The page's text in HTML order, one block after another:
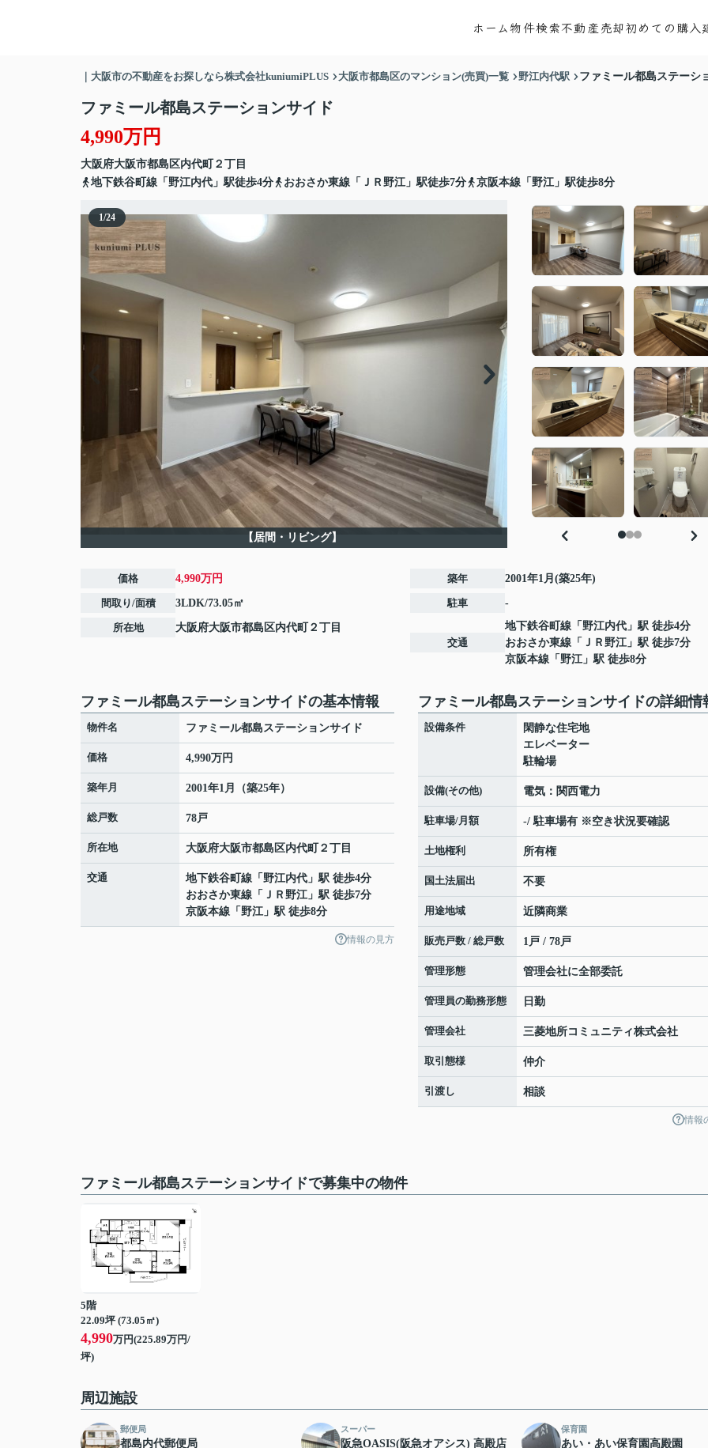
ホーム物件検索不動産売却初めての購入
｜大阪市の不動産をお探しなら株式会社kuniumiPLUS 大阪市都島区のマンション(売買)一覧 野江内代駅 ファミール都島ステーシ
ファミール都島ステーションサイド
4,990万円
大阪府大阪市都島区内代町
２丁目
地下鉄谷町線「野江内代」駅徒歩4分
おおさか東線「ＪＲ野江」駅徒歩7分 京阪本線「野江」駅徒歩8分
1/24
【居間・リビング】
価格 4,990万円
間取り/面積 3LDK/73.05㎡
所在地 大阪府大阪市都島区内代町 ２丁目
築年 2001年1月(築25年)
駐車 -
交通
地下鉄谷町線 「 野江内代 」駅 徒歩4分
おおさか東線 「 ＪＲ野江」駅 徒歩7分
京阪本線 「 野江」駅 徒歩8分
ファミール都島ステーションサイドの基本情報
物件名 ファミール都島ステーションサイド
価格 4,990万円
築年月 2001年1月（築25年）
総戸数 78戸
所在地 大阪府大阪市都島区内代町 ２丁目
交通 地下鉄谷町線 「 野江内代 」駅 徒歩4分
おおさか東線 「 ＪＲ野江」駅 徒歩7分
京阪本線 「 野江」駅 徒歩8分
情報の見方
ファミール都島ステーションサイドの詳細情
設備条件
閑静な住宅地
エレベーター
駐輪場
設備(その他) 電気：関西電力
駐車場/月額 -/ 駐車場有 ※空き状況要確認
土地権利 所有権
国土法届出 不要
用途地域 近隣商業
販売戸数 / 総戸数 1戸 / 78戸
管理形態 管理会社に全部委託
管理員の勤務形態 日勤
管理会社 三菱地所コミュニティ株式会社
取引態様 仲介
引渡し 相談
情報
ファミール都島ステーションサイドで募集中の物件
5階
22.09坪 (73.05㎡)
4,990万円(225.89万円/
坪)
周辺施設
郵便局
都島内代郵便局
スーパー
阪急OASIS(阪急オアシス) 高殿店
保育園
あい・あい保育園高殿園